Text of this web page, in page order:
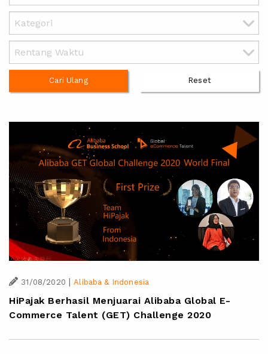
Cari Ulang Reset
31/08/2020 | Alibaba & Indonesia
HiPajak Berhasil Menjuarai Alibaba Global E-
Commerce Talent (GET) Challenge 2020